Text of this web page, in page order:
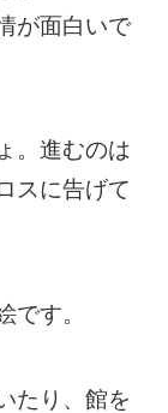
が面白いで
。進むのは
スに告げて
です。
たり、館を